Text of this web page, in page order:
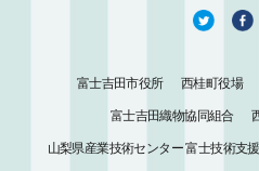
富士吉田市役所 西桂町役場
富士吉田織物協同組合
山梨県産業技術センター 富士技術支